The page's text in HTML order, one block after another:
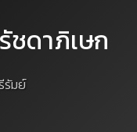
ชดาภิเษก
รัมย์